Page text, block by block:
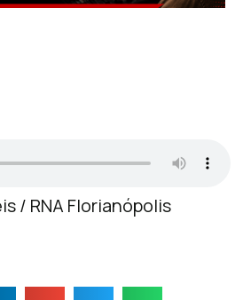
/ RNA Florianópolis